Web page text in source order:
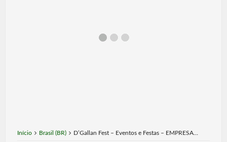
Início Brasil (BR) D’Gallan Fest – Eventos e Festas – EMPRESA…